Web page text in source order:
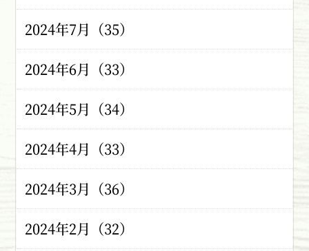
2024年7月（35）
2024年6月（33）
2024年5月（34）
2024年4月（33）
2024年3月（36）
2024年2月（32）